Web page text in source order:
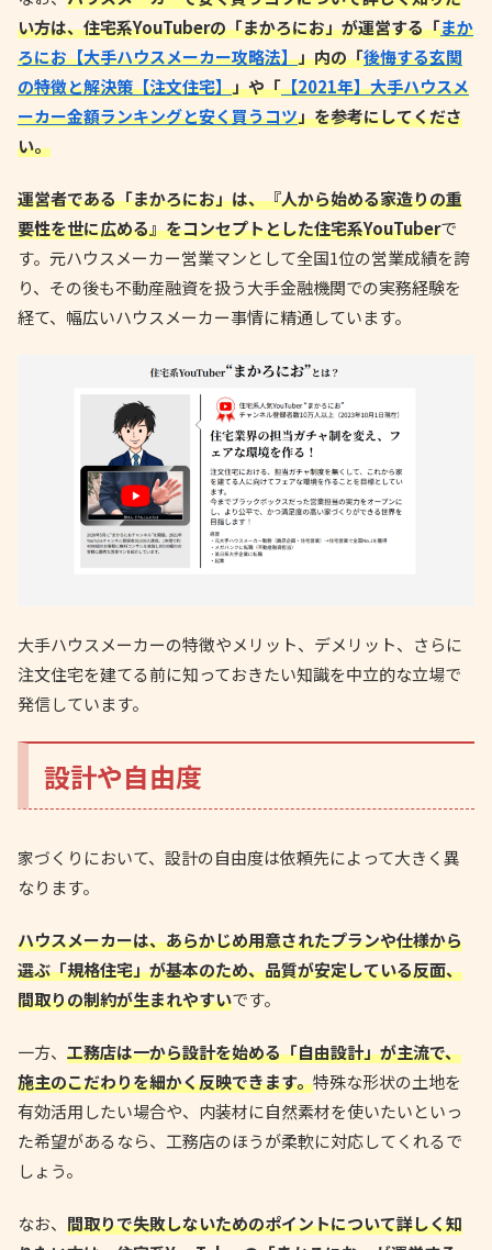
い方は、住宅系YouTuberの「まかろにお」が運営する「まか
ろにお【大手ハウスメーカー攻略法】」内の「後悔する玄関
の特徴と解決策【注文住宅】」や「【2021年】大手ハウスメ
ーカー金額ランキングと安く買うコツ」を参考にしてくださ
い。
運営者である「まかろにお」は、『人から始める家造りの重
要性を世に広める』をコンセプトとした住宅系YouTuberで
す。元ハウスメーカー営業マンとして全国1位の営業成績を誇
り、その後も不動産融資を扱う大手金融機関での実務経験を
経て、幅広いハウスメーカー事情に精通しています。
大手ハウスメーカーの特徴やメリット、デメリット、さらに
注文住宅を建てる前に知っておきたい知識を中立的な立場で
発信しています。
設計や自由度
家づくりにおいて、設計の自由度は依頼先によって大きく異
なります。
ハウスメーカーは、あらかじめ用意されたプランや仕様から
選ぶ「規格住宅」が基本のため、品質が安定している反面、
間取りの制約が生まれやすいです。
一方、 工務店は一から設計を始める「自由設計」が主流で、
施主のこだわりを細かく反映できます。特殊な形状の土地を
有効活用したい場合や、内装材に自然素材を使いたいといっ
た希望があるなら、工務店のほうが柔軟に対応してくれるで
しょう。
なお、 間取りで失敗しないためのポイントについて詳しく知